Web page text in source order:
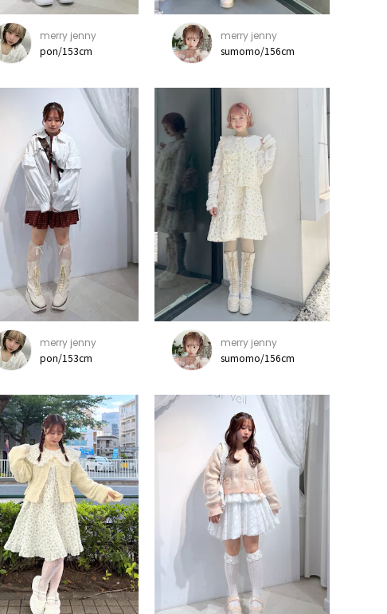
merry jenny
pon/153cm
merry jenny
sumomo/156cm
merry jenny
pon/153cm
merry jenny
sumomo/156cm